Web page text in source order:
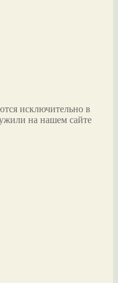
исключительно в
на нашем сайте